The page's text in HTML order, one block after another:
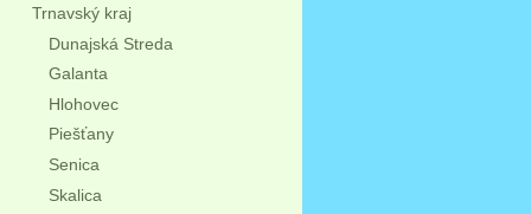
Trnavský kraj
Dunajská Streda
Galanta
Hlohovec
Piešťany
Senica
Skalica